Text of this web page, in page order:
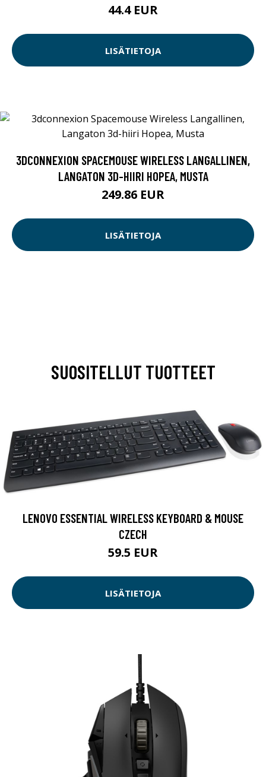
44.4 EUR
LISÄTIETOJA
3DCONNEXION SPACEMOUSE WIRELESS LANGALLINEN,
LANGATON 3D-HIIRI HOPEA, MUSTA
249.86 EUR
LISÄTIETOJA
SUOSITELLUT TUOTTEET
LENOVO ESSENTIAL WIRELESS KEYBOARD & MOUSE
CZECH
59.5 EUR
LISÄTIETOJA